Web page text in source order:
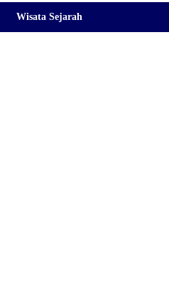
Wisata Sejarah